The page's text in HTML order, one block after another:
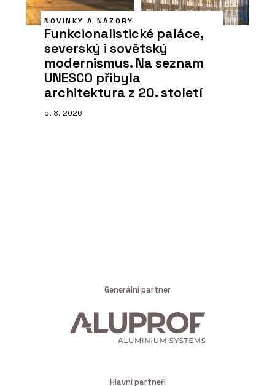
NOVINKY A NÁZORY
Funkcionalistické paláce,
severský i sovětský
modernismus. Na seznam
UNESCO přibyla
architektura z 20. století
5. 8. 2026
Generální partner
Hlavní partneři